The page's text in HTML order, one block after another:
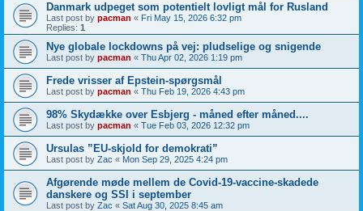
Danmark udpeget som potentielt lovligt mål for Rusland
Last post by pacman « Fri May 15, 2026 6:32 pm
Replies: 1
Nye globale lockdowns på vej: pludselige og snigende
Last post by pacman « Thu Apr 02, 2026 1:19 pm
Frede vrisser af Epstein-spørgsmål
Last post by pacman « Thu Feb 19, 2026 4:43 pm
98% Skydække over Esbjerg - måned efter måned....
Last post by pacman « Tue Feb 03, 2026 12:32 pm
Ursulas ”EU-skjold for demokrati”
Last post by Zac « Mon Sep 29, 2025 4:24 pm
Afgørende møde mellem de Covid-19-vaccine-skadede
danskere og SSI i september
Last post by Zac « Sat Aug 30, 2025 8:45 am